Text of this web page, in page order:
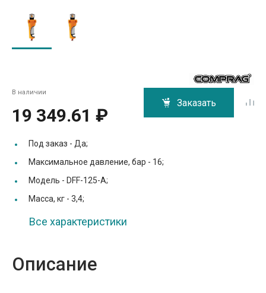
В наличии
19 349.61 ₽
Заказать
Под заказ - Да;
Максимальное давление, бар - 16;
Модель - DFF-125-A;
Масса, кг - 3,4;
Все характеристики
Описание